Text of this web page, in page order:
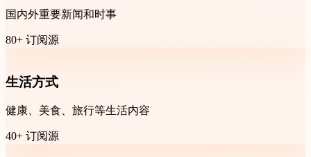
国内外重要新闻和时事
80+ 订阅源
生活方式
健康、美食、旅行等生活内容
40+ 订阅源